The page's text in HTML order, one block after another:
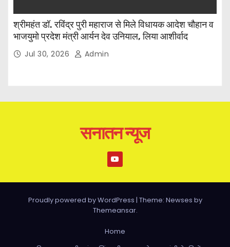
श्रीमहंत डॉ. रविंद्र पुरी महाराज से मिले विधायक आदेश चौहान व
भाजयुमो प्रदेश मंत्री आर्यन देव उनियाल, लिया आशीर्वाद
Jul 30, 2026 Admin
सनातन न्यूज
Proudly powered by WordPress | Theme: Newses by
Themeansar.
Home